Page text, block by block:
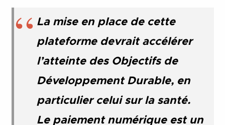
La mise en place de cette
plateforme devrait accélérer
l’atteinte des Objectifs de
Développement Durable, en
particulier celui sur la santé.
Le paiement numérique est un